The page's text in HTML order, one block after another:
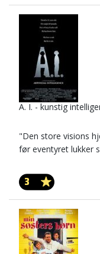
A. I. - kunstig
"Den store visions
før eventyret lukker
3